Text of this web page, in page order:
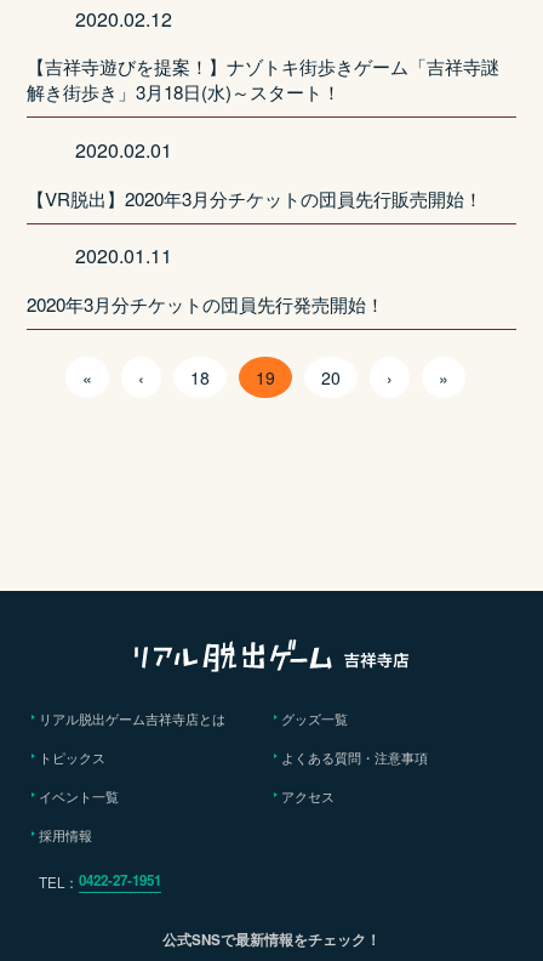
2020.02.12
【吉祥寺遊びを提案！】ナゾトキ街歩きゲーム「吉祥寺謎
解き街歩き」3月18日(水)～スタート！
2020.02.01
【VR脱出】2020年3月分チケットの団員先行販売開始！
2020.01.11
2020年3月分チケットの団員先行発売開始！
« ‹ 18 19 20 › »
リアル脱出ゲーム吉祥寺店とは グッズ一覧
トピックス よくある質問・注意事項
イベント一覧 アクセス
採用情報
TEL：0422-27-1951
公式SNSで最新情報をチェック！